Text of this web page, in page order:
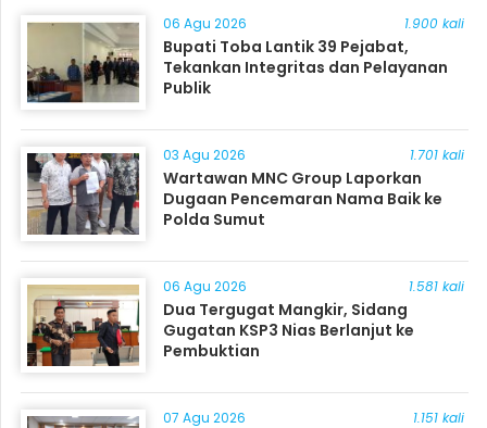
06 Agu 2026 1.900 kali
Bupati Toba Lantik 39 Pejabat,
Tekankan Integritas dan Pelayanan
Publik
03 Agu 2026 1.701 kali
Wartawan MNC Group Laporkan
Dugaan Pencemaran Nama Baik ke
Polda Sumut
06 Agu 2026 1.581 kali
Dua Tergugat Mangkir, Sidang
Gugatan KSP3 Nias Berlanjut ke
Pembuktian
07 Agu 2026 1.151 kali